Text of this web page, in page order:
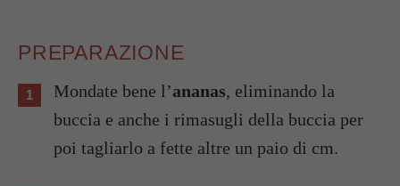
PREPARAZIONE
Mondate bene l’ananas, eliminando la
buccia e anche i rimasugli della buccia per
poi tagliarlo a fette altre un paio di cm.